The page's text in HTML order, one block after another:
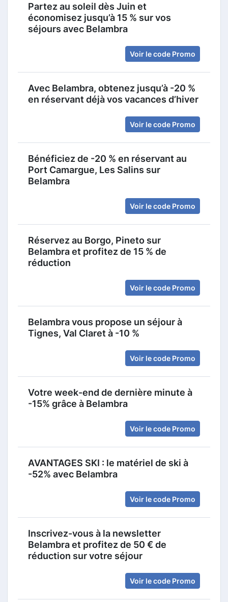
Partez au soleil dès Juin et
économisez jusqu’à 15 % sur vos
séjours avec Belambra
Voir le code Promo
Avec Belambra, obtenez jusqu’à -20 %
en réservant déjà vos vacances d’hiver
Voir le code Promo
Bénéficiez de -20 % en réservant au
Port Camargue, Les Salins sur
Belambra
Voir le code Promo
Réservez au Borgo, Pineto sur
Belambra et profitez de 15 % de
réduction
Voir le code Promo
Belambra vous propose un séjour à
Tignes, Val Claret à -10 %
Voir le code Promo
Votre week-end de dernière minute à
-15% grâce à Belambra
Voir le code Promo
AVANTAGES SKI : le matériel de ski à
-52% avec Belambra
Voir le code Promo
Inscrivez-vous à la newsletter
Belambra et profitez de 50 € de
réduction sur votre séjour
Voir le code Promo